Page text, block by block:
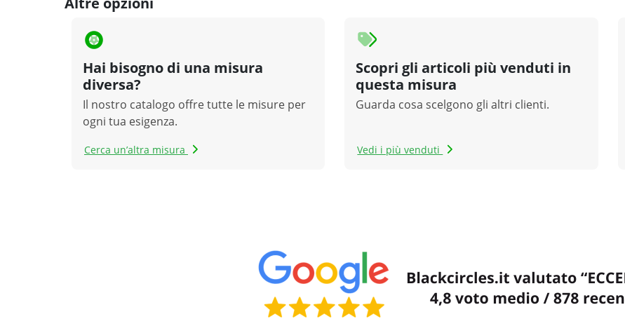
Hai bisogno di una misura
diversa?
Il nostro catalogo offre tutte le misure per
ogni tua esigenza.
Cerca un’altra misura
Scopri gli articoli più venduti in
questa misura
Guarda cosa scelgono gli altri clienti.
Vedi i più venduti